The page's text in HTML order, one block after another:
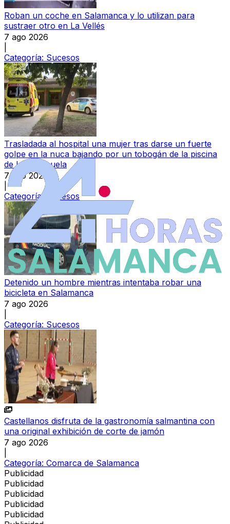
Roban un coche en Salamanca y lo utilizan para
sustraer otro en La Vellés
7 ago 2026
Categoría: Sucesos
Trasladada al hospital una mujer tras darse un fuerte
golpe en la nuca bajando por un tobogán de la piscina
de La Aldehuela
7 ago 2026
Categoría:
Sucesos
Detenido un hombre mientras intentaba robar una
bicicleta en Salamanca
7 ago 2026
Categoría: Sucesos
Castellanos disfruta de la gastronomía salmantina con
una original exhibición de corte de jamón
7 ago 2026
Categoría: Comarca de Salamanca
Publicidad
Publicidad
Publicidad
Publicidad
Publicidad